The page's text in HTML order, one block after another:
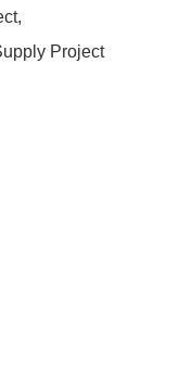
Project